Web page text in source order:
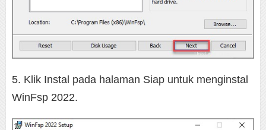
5. Klik Instal pada halaman Siap untuk menginstal
WinFsp 2022.